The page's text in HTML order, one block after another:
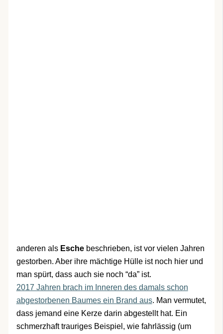
anderen als Eschebeschrieben, ist vor vielen Jahren
gestorben. Aber ihre mächtige Hülle ist noch hier und
man spürt, dass auch sie noch “da” ist.
2017 Jahren brach im Inneren des damals schon
abgestorbenen Baumes ein Brand aus. Man vermutet,
dass jemand eine Kerze darin abgestellt hat. Ein
schmerzhaft trauriges Beispiel, wie fahrlässig (um